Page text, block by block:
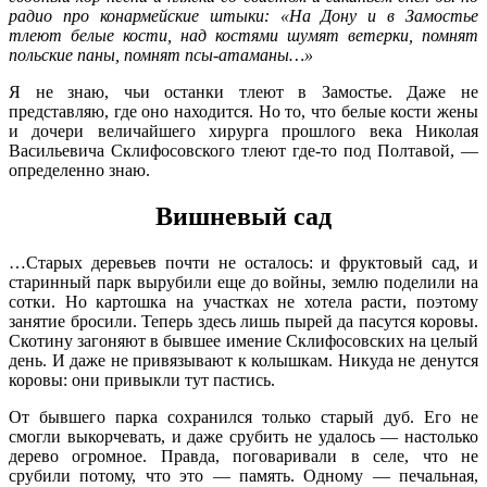
радио про конармейские штыки: «На Дону и в Замостье
тлеют белые кости, над костями шумят ветерки, помнят
польские паны, помнят псы-атаманы…»
Я не знаю, чьи останки тлеют в Замостье. Даже не
представляю, где оно находится. Но то, что белые кости жены
и дочери величайшего хирурга прошлого века Николая
Васильевича Склифосовского тлеют где-то под Полтавой, —
определенно знаю.
Вишневый сад
…Старых деревьев почти не осталось: и фруктовый сад, и
старинный парк вырубили еще до войны, землю поделили на
сотки. Но картошка на участках не хотела расти, поэтому
занятие бросили. Теперь здесь лишь пырей да пасутся коровы.
Скотину загоняют в бывшее имение Склифосовских на целый
день. И даже не привязывают к колышкам. Никуда не денутся
коровы: они привыкли тут пастись.
От бывшего парка сохранился только старый дуб. Его не
смогли выкорчевать, и даже срубить не удалось — настолько
дерево огромное. Правда, поговаривали в селе, что не
срубили потому, что это — память. Одному — печальная,